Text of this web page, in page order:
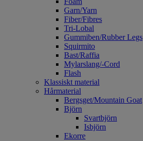
Garn/Yarn
Fiber/Fibres
Tri-Lobal
Gummiben/Rubber Legs
Squirmito
Bast/Raffia
Mylarslang/-Cord
Flash
Klassiskt material
Hårmaterial
Bergsget/Mountain Goat
Björn
Svartbjörn
Isbjörn
Ekorre